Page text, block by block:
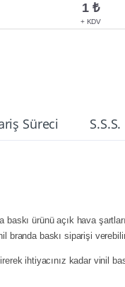
1 ₺
+ KDV
Süreci S.S.S.
ürünü açık hava
branda baskı siparişi
ihtiyacınız kadar vinil